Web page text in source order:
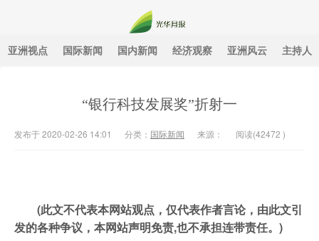
光华月报
亚洲视点 国际新闻 国内新闻 经济观察 亚洲风云 主持人
“银行科技发展奖”折射一
发布于 2020-02-26 14:01 分类： 国际新闻 来源： 阅读(42472 )
(此文不代表本网站观点，仅代表作者言论，由此文引
发的各种争议，本网站声明免责,也不承担连带责任。)